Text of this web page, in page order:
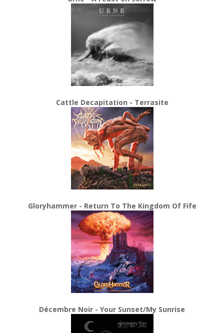
Cattle Decapitation - Terrasite
Gloryhammer - Return To The Kingdom Of Fife
Décembre Noir - Your Sunset/My Sunrise